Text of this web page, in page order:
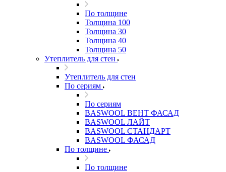
По толщине
Толщина 100
Толщина 30
Толщина 40
Толщина 50
Утеплитель для стен
Утеплитель для стен
По сериям
По сериям
BASWOOL ВЕНТ ФАСАД
BASWOOL ЛАЙТ
BASWOOL СТАНДАРТ
BASWOOL ФАСАД
По толщине
По толщине